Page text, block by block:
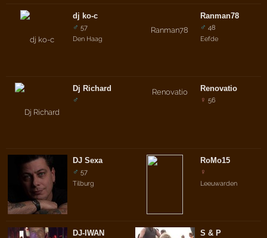
dj ko-c
♂ 57
Den Haag
Dj Richard
♂
DJ Sexa
♂ 57
Tilburg
DJ-IWAN
Ranman78
♂ 48
Eefde
Renovatio
♀ 56
RoMo15
♀
Leeuwarden
S & P